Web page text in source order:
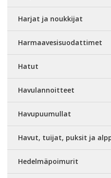
Harjat ja noukkijat
Harmaavesisuodattimet
Hatut
Havulannoitteet
Havupuumullat
Havut, tuijat, puksit ja
Hedelmäpoimurit